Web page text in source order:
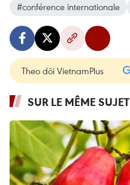
#conférence internationale
Theo dõi VietnamPlus
SUR LE MÊME SUJET